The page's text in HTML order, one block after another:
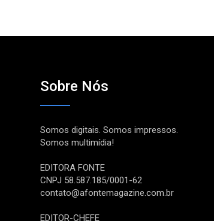
Sobre Nós
Somos digitais. Somos impressos.
Somos multimídia!
EDITORA FONTE
CNPJ 58.587.185/0001-62
contato@afontemagazine.com.br
EDITOR-CHEFE